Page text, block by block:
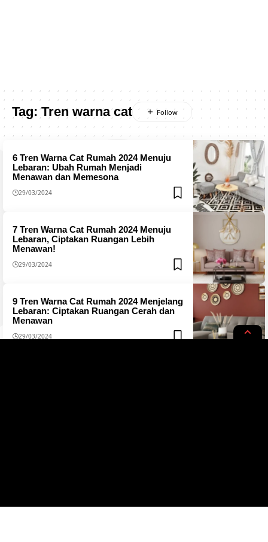
Tag:Tren warna cat
6 Tren Warna Cat Rumah 2024 Menuju
Lebaran: Ubah Rumah Menjadi
Menawan dan Memesona
29/03/2024
7 Tren Warna Cat Rumah 2024 Menuju
Lebaran, Ciptakan Ruangan Lebih
Menawan!
29/03/2024
9 Tren Warna Cat Rumah 2024 Menjelang
Lebaran: Ciptakan Ruangan Cerah dan
Menawan
29/03/2024